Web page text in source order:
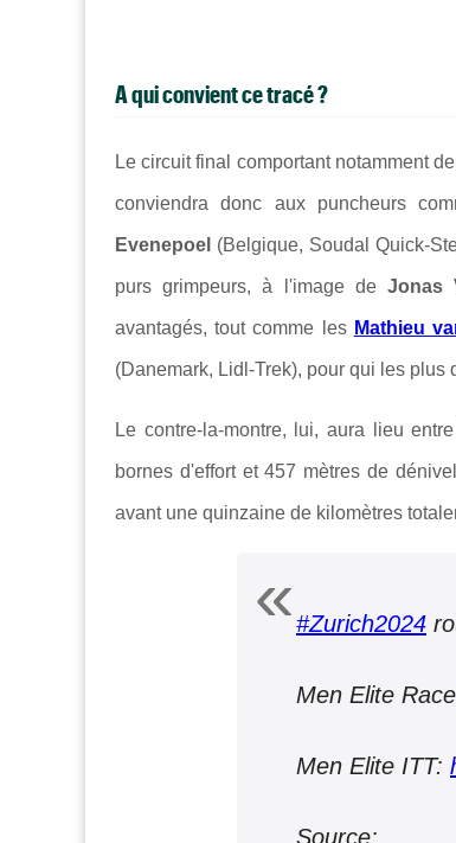
A qui convient ce tracé ?
Le circuit final comportant notamment
conviendra donc aux puncheurs
Evenepoel (Belgique, Soudal Quick-
purs grimpeurs, à l'image de Jonas
avantagés, tout comme les Mathieu
(Danemark, Lidl-Trek), pour qui les
Le contre-la-montre, lui, aura lieu
bornes d'effort et 457 mètres de
avant une quinzaine de kilomètres
#Zurich2024
Men Elite
Men Elite ITT: